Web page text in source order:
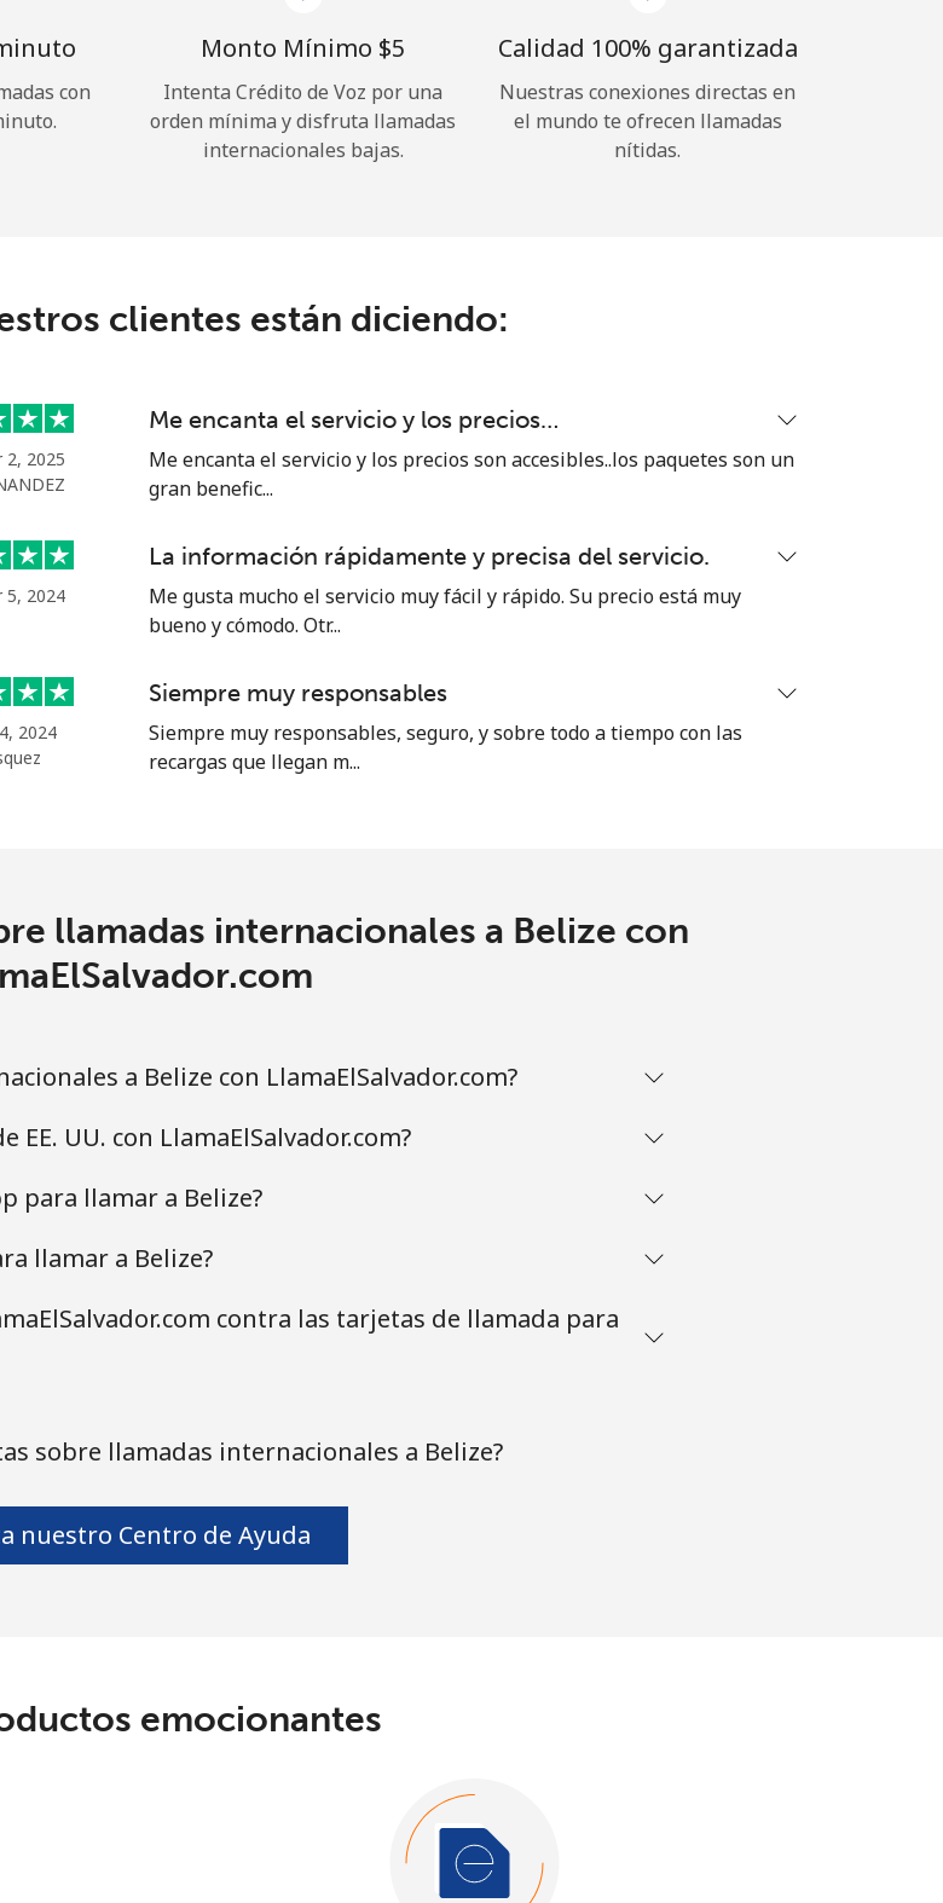
¿Olvidaste tu contraseña? →
Iniciar Sesión
Continuar con
con
Monto Mínimo ⁦$5⁩
Intenta Crédito de Voz por una
orden mínima y disfruta llamadas
internacionales bajas.
Calidad 100% garantizada
Nuestras conexiones directas en
el mundo te ofrecen llamadas
nítidas.
clientes están diciendo:
2, 2025
Me encanta el servicio y los precios…
Me encanta el servicio y los precios son accesibles..los paquetes son un
gran benefic...
5, 2024
La información rápidamente y precisa del servicio.
Me gusta mucho el servicio muy fácil y rápido. Su precio está muy
bueno y cómodo. Otr...
2024
Siempre muy responsables
Siempre muy responsables, seguro, y sobre todo a tiempo con las
recargas que llegan m...
llamadas internacionales a Belize con
a Belize con LlamaElSalvador.com?
EE. UU. con LlamaElSalvador.com?
para llamar a Belize?
llamar a Belize?
contra las tarjetas de llamada para
sobre llamadas internacionales a Belize?
nuestro Centro de Ayuda
emocionantes